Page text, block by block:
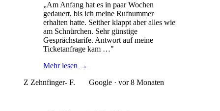
„Am Anfang hat es in paar Wochen
gedauert, bis ich meine Rufnummer
erhalten hatte. Seither klappt aber alles wie
am Schnürchen. Sehr günstige
Gesprächstarife. Antwort auf meine
Ticketanfrage kam …"
Mehr lesen →
Z Zehnfinger- F. Google · vor 8 Monaten